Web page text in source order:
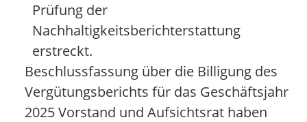
Prüfung der
Nachhaltigkeitsberichterstattung
erstreckt.
Beschlussfassung über die Billigung des
Vergütungsberichts für das Geschäftsjahr
2025 Vorstand und Aufsichtsrat haben